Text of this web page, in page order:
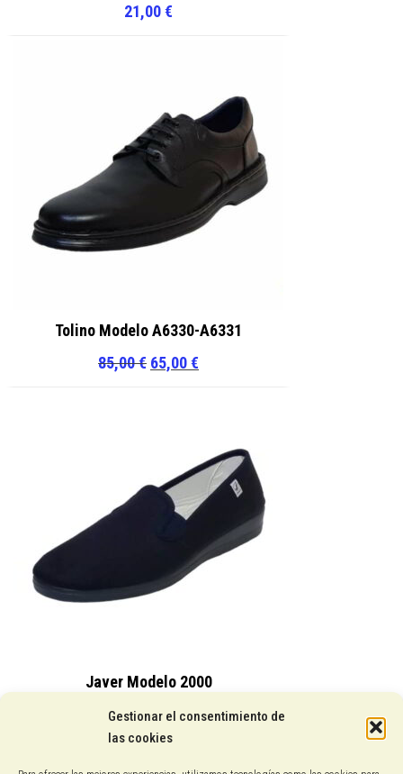
Gestionar el consentimiento de
las cookies
21,00€
Tolino Modelo A6330-A6331
85,00€ El
85,00 €.
65,00€
65,00 €.
Javer Modelo 2000
15,25€